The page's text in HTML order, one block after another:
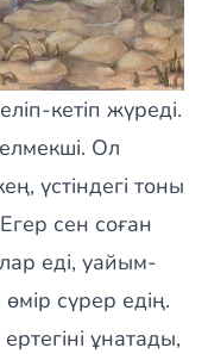
кетіп жүреді.
Ол
үстіндегі тоны
сен соған
еді, уайым-
сүрер едің.
ұнатады,